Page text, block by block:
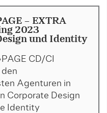
- EXTRA
2023
und Identity
CD/CI
den
Agenturen in
Corporate Design
Identity